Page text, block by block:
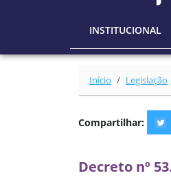
INSTITUCIONAL
Início Legislação
Compartilhar:
Decreto nº